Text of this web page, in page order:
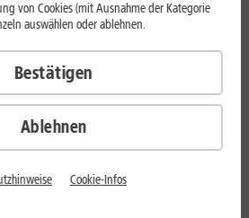
Akkulaufzeit sind 2026 gefragter denn
die besonders lange durchhalten,
und vergleicht Geräte mit
Energieeffizienz.
Ablehnen
von Cookies (mit Ausnahme der Kategorie
auswählen oder ablehnen.
Bestätigen
Cookie-Infos